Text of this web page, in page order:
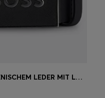
GÜRTEL AUS ITALIENISCHEM LEDER MIT LOGO-KOPPELSCHLIESSE